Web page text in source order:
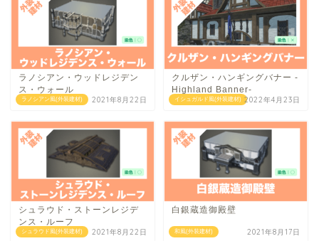
ラノシアン風(外装建材)
ラノシアン・ウッドレジデン
ス・ウォール
2021年8月22日 イシュガルド風(外装建材)
クルザン・ハンギングバナー -
Highland Banner-
2022年4月23日
シュラウド風(外装建材)
シュラウド・ストーンレジデ
ンス・ルーフ
2021年8月22日 和風(外装建材)
白銀蔵造御殿壁
2021年8月17日